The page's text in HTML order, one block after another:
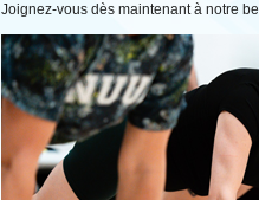
Joignez-vous dès maintenant à notre